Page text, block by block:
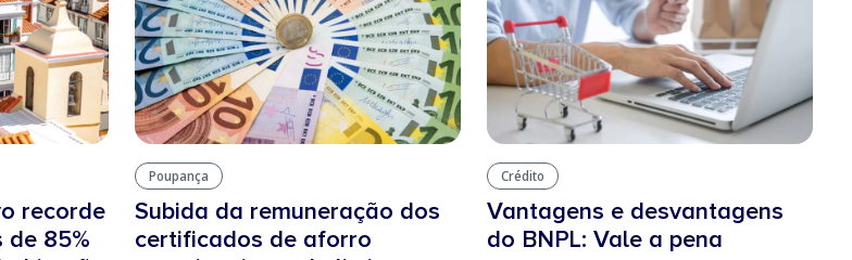
recorde
de 85%
Poupança
Subida da remuneração dos
certificados de aforro
Crédito
Vantagens e desvantagens
do BNPL: Vale a pena